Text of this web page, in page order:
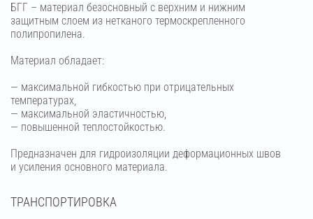
БГГ – материал безосновный с верхним и нижним
защитным слоем из нетканого термоскрепленного
полипропилена.
Материал обладает:
— максимальной гибкостью при отрицательных
температурах,
— максимальной эластичностью,
— повышенной теплостойкостью.
Предназначен для гидроизоляции деформационных швов
и усиления основного материала.
ТРАНСПОРТИРОВКА